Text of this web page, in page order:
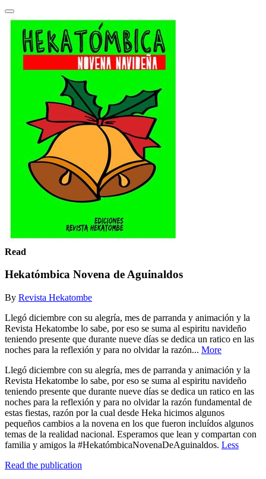
Read
Hekatómbica Novena de Aguinaldos
By Revista Hekatombe
Llegó diciembre con su alegría, mes de parranda y animación y la
Revista Hekatombe lo sabe, por eso se suma al espiritu navideño
teniendo presente que durante nueve días se dedica un ratico en las
noches para la reflexión y para no olvidar la razón... More
Llegó diciembre con su alegría, mes de parranda y animación y la
Revista Hekatombe lo sabe, por eso se suma al espiritu navideño
teniendo presente que durante nueve días se dedica un ratico en las
noches para la reflexión y para no olvidar la razón fundamental de
estas fiestas, razón por la cual desde Heka hicimos algunos
pequeños cambios a la novena en los que fueron incluídos algunos
temas de la realidad nacional. Esperamos que lean y compartan con
familia y amigos la #HekatómbicaNovenaDeAguinaldos. Less
Read the publication